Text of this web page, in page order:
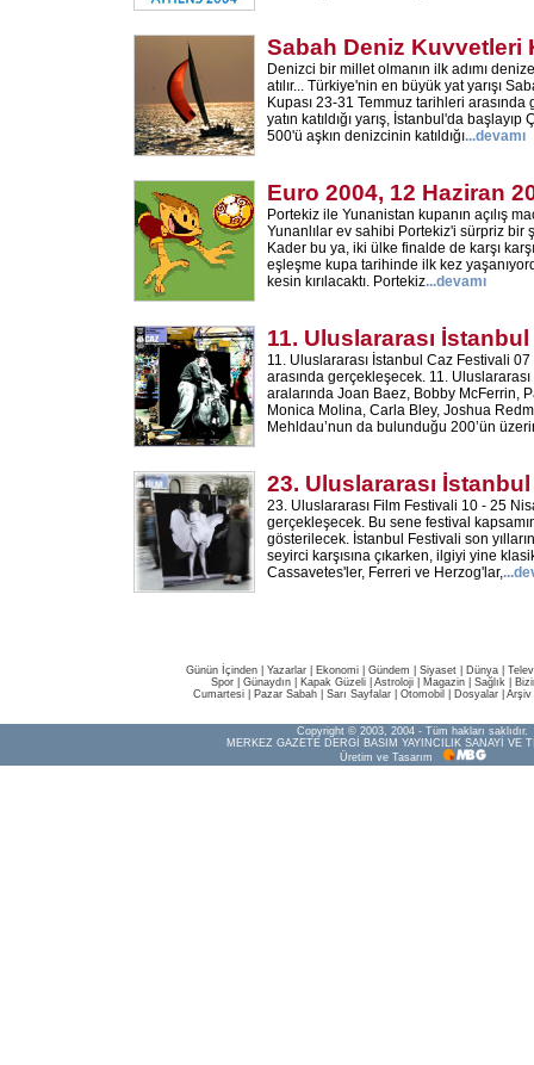
Sabah Deniz Kuvvetleri
Denizci bir millet olmanın ilk adımı
atılır... Türkiye'nin en büyük yat yarışı
Kupası 23-31 Temmuz tarihleri arasında
yatın katıldığı yarış, İstanbul'da
500'ü aşkın denizcinin katıldığı...devamı
Euro 2004, 12 Haziran
Portekiz ile Yunanistan kupanın açılış
Yunanlılar ev sahibi Portekiz'i sürpriz bir
Kader bu ya, iki ülke finalde de karşı
eşleşme kupa tarihinde ilk kez
kesin kırılacaktı. Portekiz...devamı
11. Uluslararası
11. Uluslararası İstanbul Caz Festivali
arasında gerçekleşecek. 11.
aralarında Joan Baez, Bobby McFerrin,
Monica Molina, Carla Bley, Joshua
Mehldau’nun da bulunduğu 200’ün
23. Uluslararası
23. Uluslararası Film Festivali 10 - 25
gerçekleşecek. Bu sene festival
gösterilecek. İstanbul Festivali son
seyirci karşısına çıkarken, ilgiyi yine
Cassavetes'ler, Ferreri ve Herzog'lar,...
Günün İçinden Yazarlar Ekonomi Gündem Siyaset Dünya |
Spor
Günaydın Kapak Güzeli Astroloji Magazin Sağlık
Cumartesi
Pazar Sabah Sarı Sayfalar Otomobil Dosyalar Arşiv
Copyright © 2003, 2004 - Tüm hakları saklıdır.
MERKEZ GAZETE DERGİ BASIM YAYINCILIK SANAYİ VE
Üretim ve Tasarım